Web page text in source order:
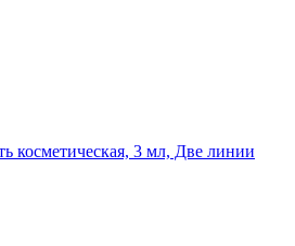
косметическая, 3 мл, Две линии